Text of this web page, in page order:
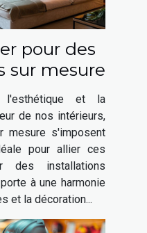
pour des
sur mesure
et la
de nos intérieurs,
s'imposent
pour allier ces
des installations
à une harmonie
et la décoration...